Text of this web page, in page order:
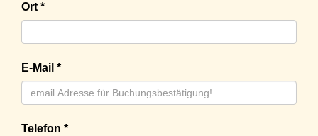
Ort *
E-Mail *
Telefon *